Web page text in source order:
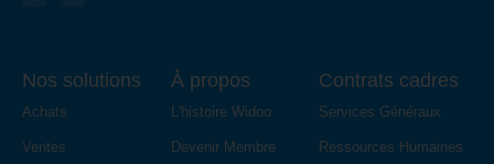
Nos solutions
Achats
Ventes
À propos
L'histoire Widoo
Devenir Membre
Contrats cadres
Services Généraux
Ressources Humaines